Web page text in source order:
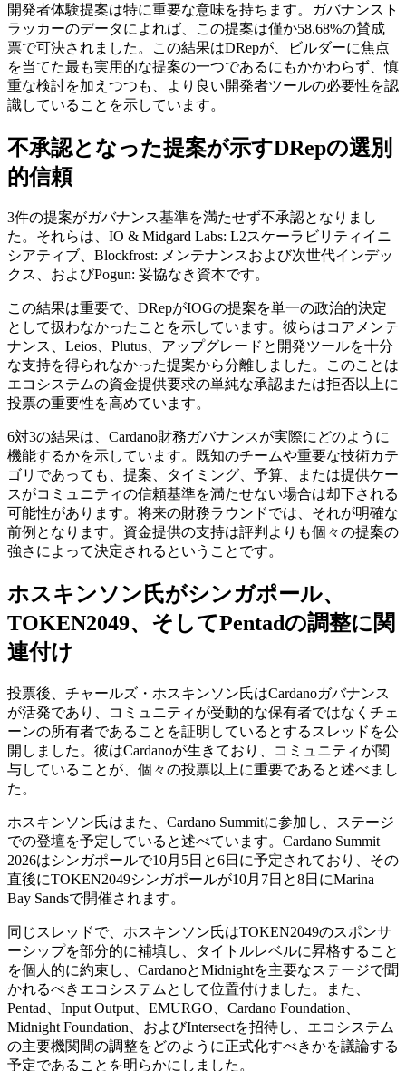
開発者体験提案は特に重要な意味を持ちます。ガバナンスト
ラッカーのデータによれば、この提案は僅か58.68%の賛成
票で可決されました。この結果はDRepが、ビルダーに焦点
を当てた最も実用的な提案の一つであるにもかかわらず、慎
重な検討を加えつつも、より良い開発者ツールの必要性を認
識していることを示しています。
不承認となった提案が示すDRepの選別
的信頼
3件の提案がガバナンス基準を満たせず不承認となりまし
た。それらは、IO & Midgard Labs: L2スケーラビリティイニ
シアティブ、Blockfrost: メンテナンスおよび次世代インデッ
クス、およびPogun: 妥協なき資本です。
この結果は重要で、DRepがIOGの提案を単一の政治的決定
として扱わなかったことを示しています。彼らはコアメンテ
ナンス、Leios、Plutus、アップグレードと開発ツールを十分
な支持を得られなかった提案から分離しました。このことは
エコシステムの資金提供要求の単純な承認または拒否以上に
投票の重要性を高めています。
6対3の結果は、Cardano財務ガバナンスが実際にどのように
機能するかを示しています。既知のチームや重要な技術カテ
ゴリであっても、提案、タイミング、予算、または提供ケー
スがコミュニティの信頼基準を満たせない場合は却下される
可能性があります。将来の財務ラウンドでは、それが明確な
前例となります。資金提供の支持は評判よりも個々の提案の
強さによって決定されるということです。
ホスキンソン氏がシンガポール、
TOKEN2049、そしてPentadの調整に関
連付け
投票後、チャールズ・ホスキンソン氏はCardanoガバナンス
が活発であり、コミュニティが受動的な保有者ではなくチェ
ーンの所有者であることを証明しているとするスレッドを公
開しました。彼はCardanoが生きており、コミュニティが関
与していることが、個々の投票以上に重要であると述べまし
た。
ホスキンソン氏はまた、Cardano Summitに参加し、ステージ
での登壇を予定していると述べています。Cardano Summit
2026はシンガポールで10月5日と6日に予定されており、その
直後にTOKEN2049シンガポールが10月7日と8日にMarina
Bay Sandsで開催されます。
同じスレッドで、ホスキンソン氏はTOKEN2049のスポンサ
ーシップを部分的に補填し、タイトルレベルに昇格すること
を個人的に約束し、CardanoとMidnightを主要なステージで聞
かれるべきエコシステムとして位置付けました。また、
Pentad、Input Output、EMURGO、Cardano Foundation、
Midnight Foundation、およびIntersectを招待し、エコシステム
の主要機関間の調整をどのように正式化すべきかを議論する
予定であることを明らかにしました。